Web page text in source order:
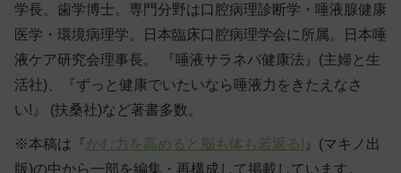
学長。歯学博士。専門分野は口腔病理診断学・唾液腺健康
医学・環境病理学。日本臨床口腔病理学会に所属。日本唾
液ケア研究会理事長。 『唾液サラネバ健康法』(主婦と生
活社)、『ずっと健康でいたいなら唾液力をきたえなさ
い!』 (扶桑社)など著書多数。
※本稿は『かむ力を高めると脳も体も若返る! 』(マキノ出
版)の中から一部を編集・再構成して掲載しています。